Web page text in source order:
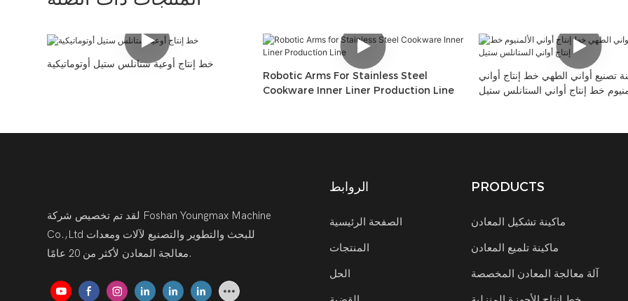
خط إنتاج أوعية ستانلس ستيل أوتوماتيكية
Robotic Arms For Stainless Steel
Cookware Inner Liner Production Line
تصنيع أواني الطهي خط إنتاج أواني
خط إنتاج أواني الستانلس ستيل
لقد تم تخصيص شركة Foshan Youngmax Machine
Co.,Ltd للبحث والتطوير والتصنيع لآلات ومعدات
معالجة المعادن لأكثر من 20 عامًا.
الروابط
الصفحة الرئيسية
المنتجات
الحل
PRODUCTS
ماكينة تشكيل المعادن
ماكينة تلميع المعادن
آلة معالجة المعادن المخصصة